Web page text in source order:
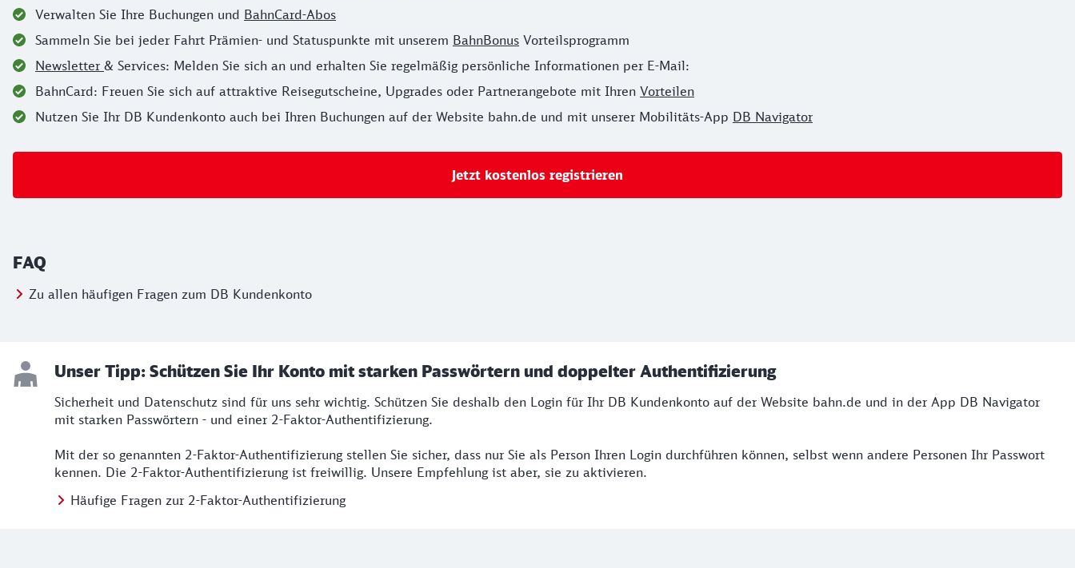
Verwalten Sie Ihre Buchungen und BahnCard-Abos
Sammeln Sie bei jeder Fahrt Prämien- und Statuspunkte mit unserem BahnBonus Vorteilsprogramm
Newsletter & Services: Melden Sie sich an und erhalten Sie regelmäßig persönliche Informationen per E-Mail:
BahnCard: Freuen Sie sich auf attraktive Reisegutscheine, Upgrades oder Partnerangebote mit Ihren Vorteilen
Nutzen Sie Ihr DB Kundenkonto auch bei Ihren Buchungen auf der Website bahn.de und mit unserer Mobilitäts-App DB Navigator
Jetzt kostenlos registrieren
FAQ
Zu allen häufigen Fragen zum DB Kundenkonto
Unser Tipp: Schützen Sie Ihr Konto mit starken Passwörtern und doppelter Authentifizierung
Sicherheit und Datenschutz sind für uns sehr wichtig. Schützen Sie deshalb den Login für Ihr DB Kundenkonto auf der Website bahn.de und in der App DB Navigator
mit starken Passwörtern - und einer 2-Faktor-Authentifizierung.
Mit der so genannten 2-Faktor-Authentifizierung stellen Sie sicher, dass nur Sie als Person Ihren Login durchführen können, selbst wenn andere Personen Ihr Passwort
kennen. Die 2-Faktor-Authentifizierung ist freiwillig. Unsere Empfehlung ist aber, sie zu aktivieren.
Häufige Fragen zur 2-Faktor-Authentifizierung